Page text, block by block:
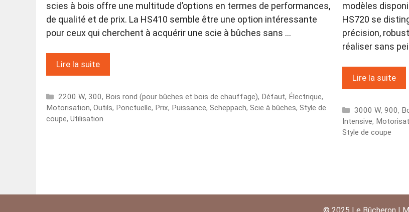
scies à bois offre une multitude d’options en termes de performances,
de qualité et de prix. La HS410 semble être une option intéressante
pour ceux qui cherchent à acquérir une scie à bûches sans …
Lire la suite
Catégories
2200 W,300, Bois rond (pour bûches et bois de chauffage), Défaut, Électrique,
Motorisation, Outils, Ponctuelle, Prix, Puissance, Scheppach, Scie à bûches, Style de
coupe, Utilisation
modèles
HS720 se
précision,
réaliser sans
Lire la suite
Catégories
3000 W,900,
Intensive,
Style de coupe